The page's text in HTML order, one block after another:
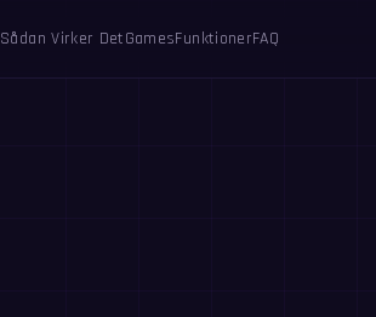
Sådan Virker DetGamesFunktionerFAQ